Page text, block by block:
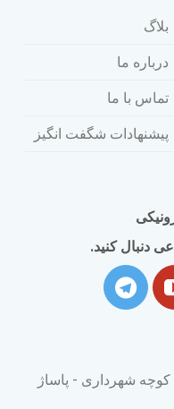
بلاگ
درباره ما
تماس با ما
پیشنهادات شگفت انگیز
دنبال کنید.
کوچه شهرداری - پاساژ